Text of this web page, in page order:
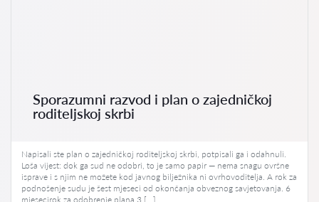
Sporazumni razvod i plan o zajedničkoj
roditeljskoj skrbi
Napisali ste plan o zajedničkoj roditeljskoj skrbi, potpisali ga i odahnuli.
Loša vijest: dok ga sud ne odobri, to je samo papir — nema snagu ovršne
isprave i s njim ne možete kod javnog bilježnika ni ovrhovoditelja. A rok za
podnošenje sudu je šest mjeseci od okončanja obveznog savjetovanja. 6
mjesecirok za odobrenje plana 3 […]